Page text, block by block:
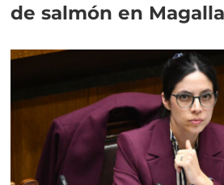
de salmón en